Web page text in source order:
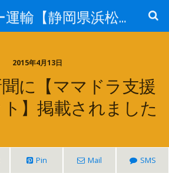
エイコー運輸【静岡県浜松市】
2015年4月13日
に【ママドラ支援
】掲載されました
Pin Mail SMS